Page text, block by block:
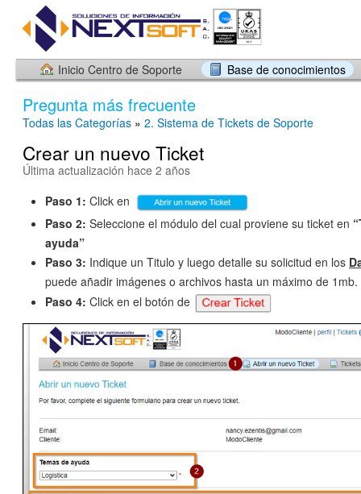
Inicio Centro de Soporte Base de conocimientos
Pregunta más frecuente
Todas las Categorías » 2. Sistema de Tickets de Soporte
Crear un nuevo Ticket
Última actualización hace 2 años
Paso 1: Click en
Paso 2: Seleccione el módulo del cual proviene su ticket en
ayuda”
Paso 3: Indique un Titulo y luego detalle su solicitud en los
puede añadir imágenes o archivos hasta un máximo de 1mb.
Paso 4: Click en el botón de